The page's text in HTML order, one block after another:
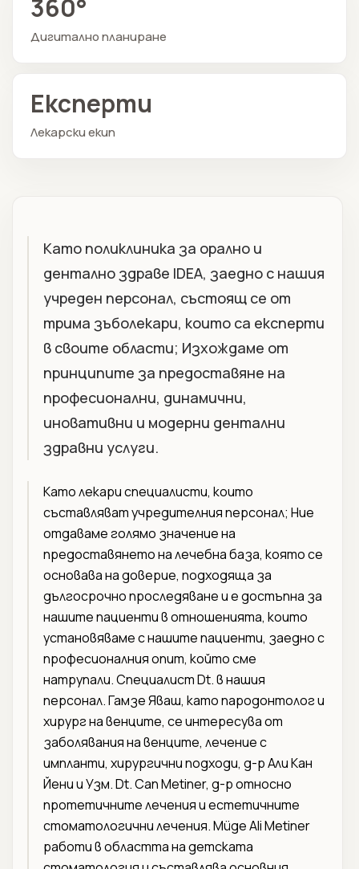
360°
Дигитално планиране
Експерти
Лекарски екип
Като поликлиника за орално и
дентално здраве IDEA, заедно с нашия
учреден персонал, състоящ се от
трима зъболекари, които са експерти
в своите области; Изхождаме от
принципите за предоставяне на
професионални, динамични,
иновативни и модерни дентални
здравни услуги.
Като лекари специалисти, които
съставляват учредителния персонал; Ние
отдаваме голямо значение на
предоставянето на лечебна база, която се
основава на доверие, подходяща за
дългосрочно проследяване и е достъпна за
нашите пациенти в отношенията, които
установяваме с нашите пациенти, заедно с
професионалния опит, който сме
натрупали. Специалист Dt. в нашия
персонал. Гамзе Яваш, като пародонтолог и
хирург на венците, се интересува от
заболявания на венците, лечение с
импланти, хирургични подходи, д-р Али Кан
Йени и Узм. Dt. Can Metiner, д-р относно
протетичните лечения и естетичните
стоматологични лечения. Müge Ali Metiner
работи в областта на детската